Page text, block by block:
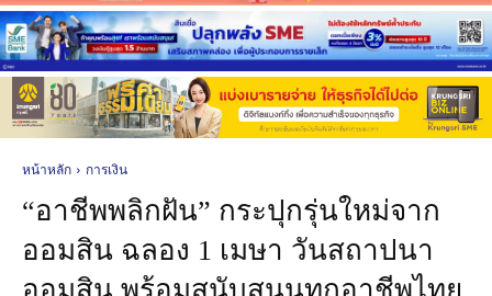
หน้าหลัก การเงิน
“อาชีพพลิกฝัน” กระปุกรุ่นใหม่จาก
ออมสิน ฉลอง 1 เมษา วันสถาปนา